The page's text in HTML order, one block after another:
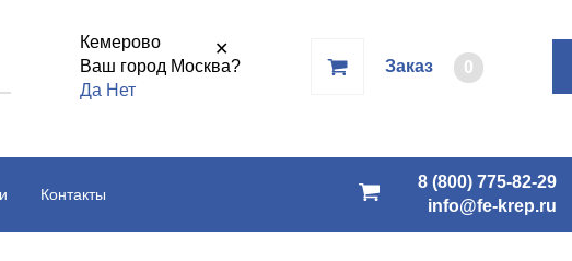
Кемерово
✕
Ваш город Москва?
Да Нет
Заказ 0
Контакты
8 (800) 775-82-29
info@fe-krep.ru